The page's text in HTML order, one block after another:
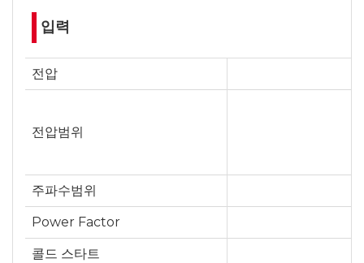
입력
전압
전압범위
주파수범위
Power Factor
콜드 스타트